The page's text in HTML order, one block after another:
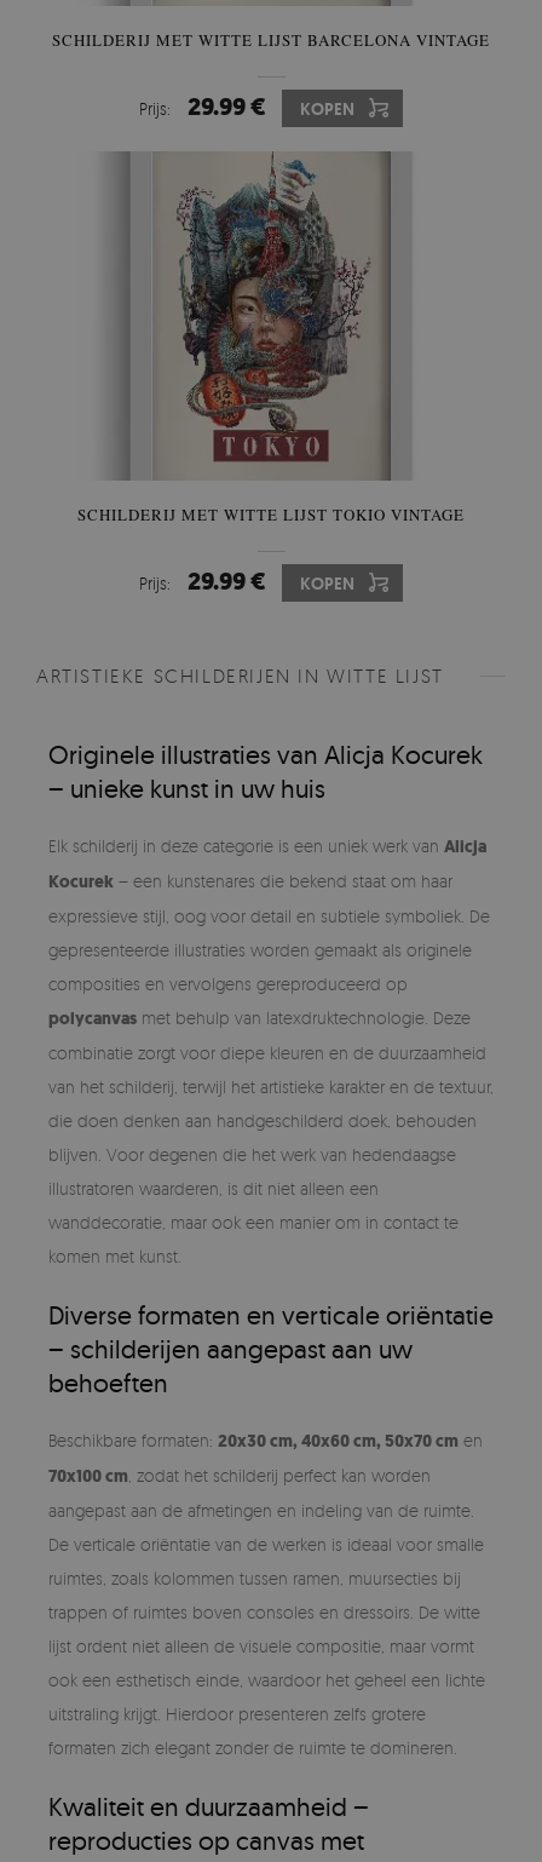
SCHILDERIJ MET WITTE LIJST BARCELONA VINTAGE
Prijs: 29.99 € KOPEN
SCHILDERIJ MET WITTE LIJST TOKIO VINTAGE
Prijs: 29.99 € KOPEN
ARTISTIEKE SCHILDERIJEN IN WITTE LIJST
Originele illustraties van Alicja Kocurek
– unieke kunst in uw huis
Elk schilderij in deze categorie is een uniek werk van Alicja
Kocurek – een kunstenares die bekend staat om haar
expressieve stijl, oog voor detail en subtiele symboliek. De
gepresenteerde illustraties worden gemaakt als originele
composities en vervolgens gereproduceerd op
polycanvas met behulp van latexdruktechnologie. Deze
combinatie zorgt voor diepe kleuren en de duurzaamheid
van het schilderij, terwijl het artistieke karakter en de textuur,
die doen denken aan handgeschilderd doek, behouden
blijven. Voor degenen die het werk van hedendaagse
illustratoren waarderen, is dit niet alleen een
wanddecoratie, maar ook een manier om in contact te
komen met kunst.
Diverse formaten en verticale oriëntatie
– schilderijen aangepast aan uw
behoeften
Beschikbare formaten: 20x30 cm, 40x60 cm, 50x70 cm en
70x100 cm , zodat het schilderij perfect kan worden
aangepast aan de afmetingen en indeling van de ruimte.
De verticale oriëntatie van de werken is ideaal voor smalle
ruimtes, zoals kolommen tussen ramen, muursecties bij
trappen of ruimtes boven consoles en dressoirs. De witte
lijst ordent niet alleen de visuele compositie, maar vormt
ook een esthetisch einde, waardoor het geheel een lichte
uitstraling krijgt. Hierdoor presenteren zelfs grotere
formaten zich elegant zonder de ruimte te domineren.
Kwaliteit en duurzaamheid –
reproducties op canvas met